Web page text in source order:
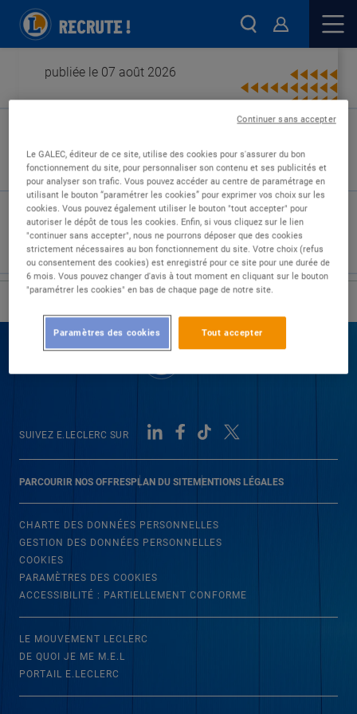
publiée le 07 août 2026
Type de contrat :
Expérience :
Études :
PARCOURIR NOS OFFRESPLAN DU SITEMENTIONS LÉGALES
SUIVEZ E.LECLERC SUR
CHARTE DES DONNÉES PERSONNELLES
GESTION DES DONNÉES PERSONNELLES
COOKIES
PARAMÈTRES DES COOKIES
ACCESSIBILITÉ : PARTIELLEMENT CONFORME
LE MOUVEMENT LECLERC
DE QUOI JE ME M.E.L
PORTAIL E.LECLERC
Le GALEC, éditeur de ce site, utilise des cookies pour s'assurer du bon
fonctionnement du site, pour personnaliser son contenu et ses publicités et
pour analyser son trafic. Vous pouvez accéder au centre de paramétrage en
utilisant le bouton “paramétrer les cookies” pour exprimer vos choix sur les
cookies. Vous pouvez également utiliser le bouton "tout accepter" pour
autoriser le dépôt de tous les cookies. Enfin, si vous cliquez sur le lien
"continuer sans accepter", nous ne pourrons déposer que des cookies
strictement nécessaires au bon fonctionnement du site. Votre choix (refus
ou consentement des cookies) est enregistré pour ce site pour une durée de
6 mois. Vous pouvez changer d'avis à tout moment en cliquant sur le bouton
"paramétrer les cookies" en bas de chaque page de notre site.
Tout accepter
Paramètres des cookies
Continuer sans accepter